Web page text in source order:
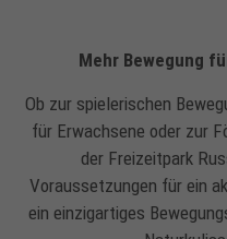
Mehr Bewegung
Ob zur spielerischen
für Erwachsene oder zur
der Freizeitpark
Voraussetzungen für ein
ein einzigartiges